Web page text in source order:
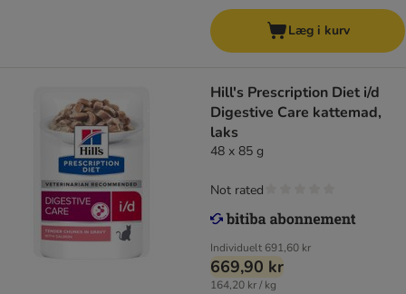
Læg i kurv
Hill's Prescription Diet i/d
Digestive Care kattemad,
laks
48 x 85 g
Individuelt 691,60 kr
669,90 kr
164,20 kr / kg
Not rated